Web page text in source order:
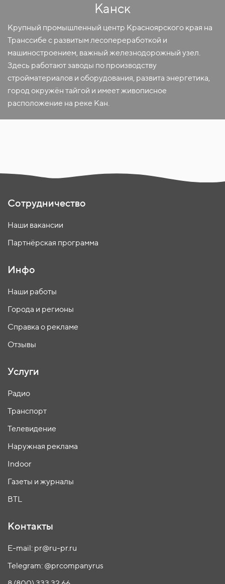
Канск
Крупный промышленный центр Красноярского края на
Транссибе с развитым лесопереработкой и
машиностроением, важный железнодорожный узел.
Здесь работают заводы по производству
стройматериалов и оборудования, развита энергетика,
город окружён тайгой и имеет живописное
расположение на реке Кан.
Сотрудничество
Наши вакансии
Партнёрская программа
Инфо
Наши работы
Города и регионы
Справка о рекламе
Отзывы
Услуги
Радио
Транспорт
Телевидение
Наружная реклама
Indoor
Газеты и журналы
BTL
Контакты
E-mail: pr@ru-pr.ru
Telegram: @prcompanyrus